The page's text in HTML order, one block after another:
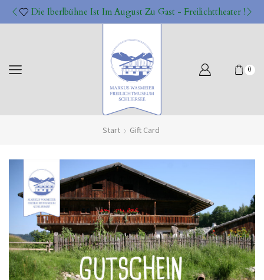
Die Iberlbühne Ist Im August Zu Gast - Freilichttheater !
0
Start Gift Card